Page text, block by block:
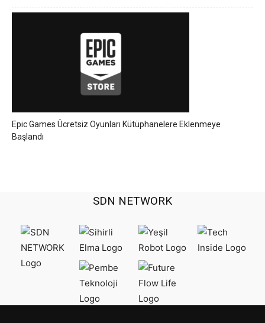
Epic Games Ücretsiz Oyunları Kütüphanelere Eklenmeye
Başlandı
SDN NETWORK